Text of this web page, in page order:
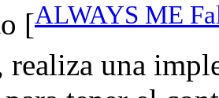
[ALWAYS ME
realiza una